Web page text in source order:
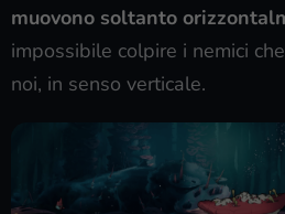
muovono soltanto
impossibile colpire i nemici
noi, in senso verticale.